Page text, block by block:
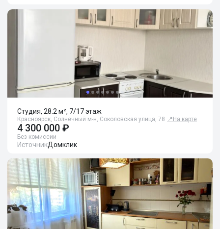
Студия, 28.2 м², 7/17 этаж
Красноярск, Солнечный м-н, Соколовская улица, 78 📍 На карте
4 300 000 ₽
Без комиссии
ИсточникДомклик